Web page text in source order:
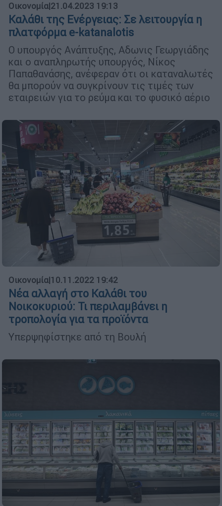
Οικονομία|21.04.2023 19:13
Καλάθι της Ενέργειας: Σε λειτουργία η
πλατφόρμα e-katanalotis
Ο υπουργός Ανάπτυξης, Αδωνις Γεωργιάδης
και ο αναπληρωτής υπουργός, Νίκος
Παπαθανάσης, ανέφεραν ότι οι καταναλωτές
θα μπορούν να συγκρίνουν τις τιμές των
εταιρειών για το ρεύμα και το φυσικό αέριο
Οικονομία|10.11.2022 19:42
Νέα αλλαγή στο Καλάθι του
Νοικοκυριού: Τι περιλαμβάνει η
τροπολογία για τα προϊόντα
Υπερψηφίστηκε από τη Βουλή